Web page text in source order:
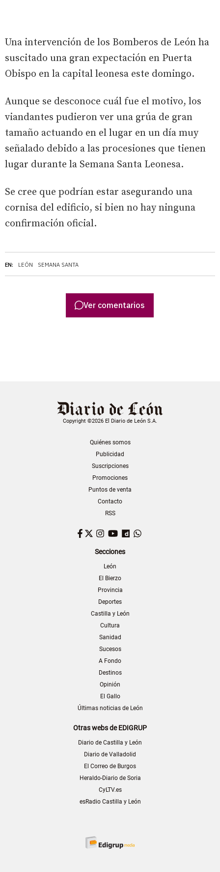
EN: LEÓN SEMANA SANTA
Una intervención de los Bomberos de León ha
suscitado una gran expectación en Puerta
Obispo en la capital leonesa este domingo.
Aunque se desconoce cuál fue el motivo, los
viandantes pudieron ver una grúa de gran
tamaño actuando en el lugar en un día muy
señalado debido a las procesiones que tienen
lugar durante la Semana Santa Leonesa.
Se cree que podrían estar asegurando una
cornisa del edificio, si bien no hay ninguna
confirmación oficial.
Ver comentarios
Copyright ©2026 El Diario de León S.A.
Quiénes somos
Publicidad
Suscripciones
Promociones
Puntos de venta
Contacto
RSS
Facebook
TwitterInstagram
YouTubeDailymotion
Secciones
León
El Bierzo
Provincia
Deportes
Castilla y León
Cultura
Sanidad
Sucesos
A Fondo
Destinos
Opinión
El Gallo
Últimas noticias de León
Otras webs de EDIGRUP
Diario de Castilla y León
Diario de Valladolid
El Correo de Burgos
Heraldo-Diario de Soria
CyLTV.es
esRadio Castilla y León